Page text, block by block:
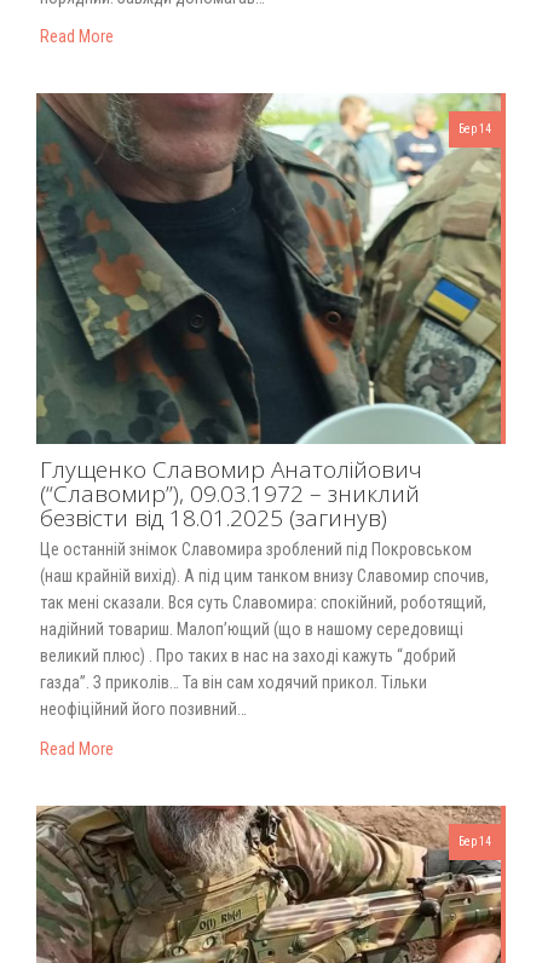
Read More
Бер 14
Глущенко Славомир Анатолійович
(“Славомир”), 09.03.1972 – зниклий
безвісти від 18.01.2025 (загинув)
Це останній знімок Славомира зроблений під Покровськом
(наш крайній вихід). А під цим танком внизу Славомир спочив,
так мені сказали. Вся суть Славомира: спокійний, роботящий,
надійний товариш. Малоп’ющий (що в нашому середовищі
великий плюс) . Про таких в нас на заході кажуть “добрий
газда”. З приколів… Та він сам ходячий прикол. Тільки
неофіційний його позивний…
Read More
Бер 14